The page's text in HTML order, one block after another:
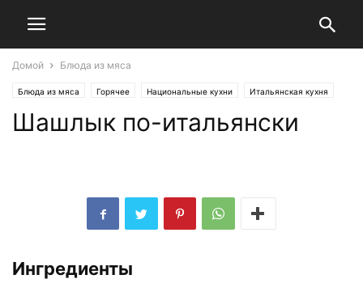
Домой Блюда из мяса
Блюда из мяса Горячее Национальные кухни Итальянская кухня
Рецепты шашлыков
Шашлык по-итальянски
Ингредиенты